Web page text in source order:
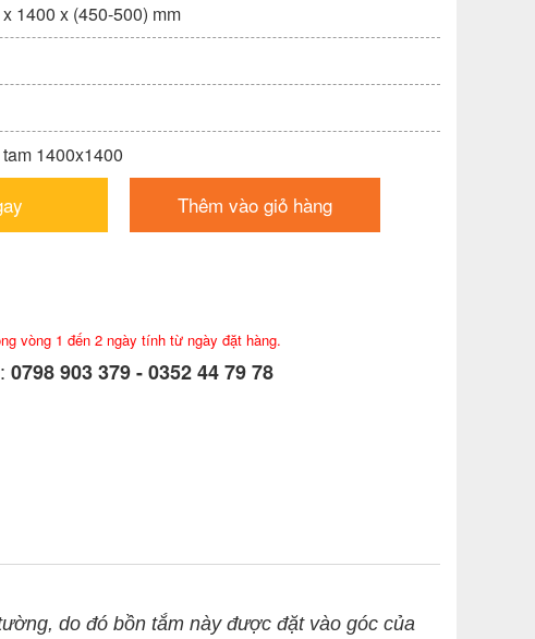
1400 x (450-500) mm
1400x1400
Thêm vào giỏ hàng
vòng 1 đến 2 ngày tính từ ngày đặt hàng.
0798 903 379 - 0352 44 79 78
do đó bồn tắm này được đặt vào góc của